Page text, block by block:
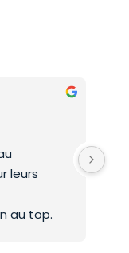
leurs
au top.